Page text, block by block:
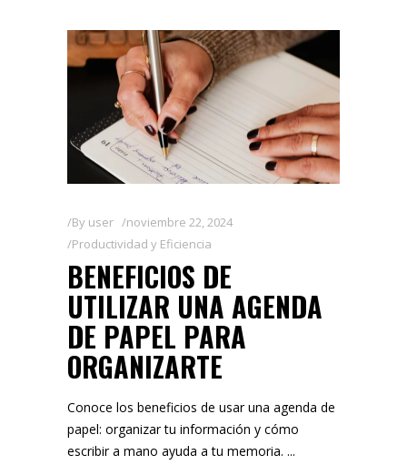
By user
noviembre 22, 2024
Productividad y Eficiencia
BENEFICIOS DE
UTILIZAR UNA AGENDA
DE PAPEL PARA
ORGANIZARTE
Conoce los beneficios de usar una agenda de
papel: organizar tu información y cómo
escribir a mano ayuda a tu memoria.